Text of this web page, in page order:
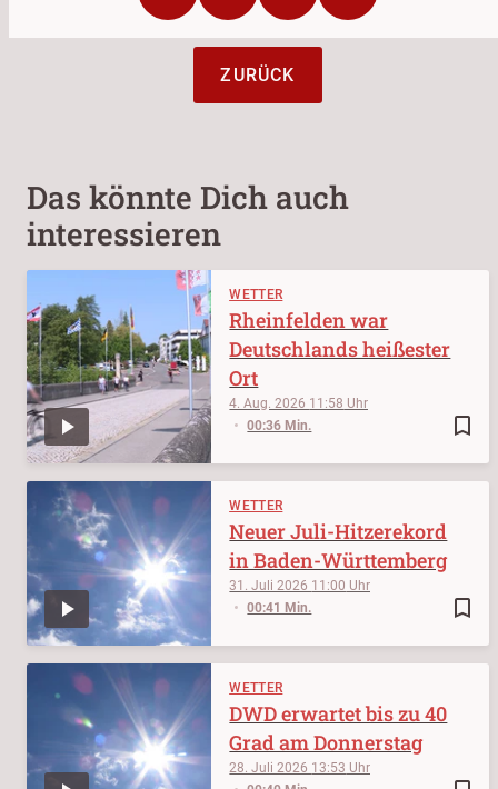
ZURÜCK
Das könnte Dich auch
interessieren
WETTER
bookmark_border
4. Aug. 2026 11:58
00:36 Min.
Rheinfelden war
Deutschlands heißester
Ort
WETTER
bookmark_border
31. Juli 2026 11:00
00:41 Min.
Neuer Juli-Hitzerekord
in Baden-Württemberg
WETTER
28. Juli 2026 13:53
DWD erwartet bis zu 40
Grad am Donnerstag